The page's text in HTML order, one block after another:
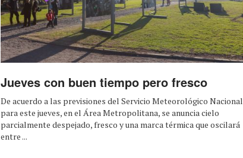
Jueves con buen tiempo pero fresco
De acuerdo a las previsiones del Servicio Meteorológico Nacional
para este jueves, en el Área Metropolitana, se anuncia cielo
parcialmente despejado, fresco y una marca térmica que oscilará
entre ...